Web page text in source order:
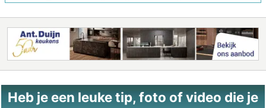
Heb je een leuke tip, foto of video die je